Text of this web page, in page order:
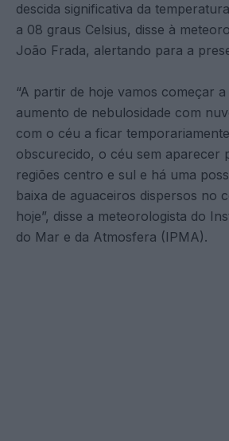
descida significativa da
a 08 graus Celsius, disse à
João Frada, alertando para a
“A partir de hoje vamos começar
aumento de nebulosidade com
com o céu a ficar
obscurecido, o céu sem aparecer
regiões centro e sul e há uma
baixa de aguaceiros dispersos no
hoje”, disse a meteorologista do
do Mar e da Atmosfera (IPMA).